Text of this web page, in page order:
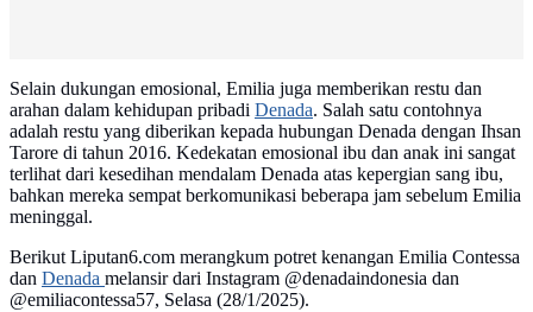
Selain dukungan emosional, Emilia juga memberikan restu dan
arahan dalam kehidupan pribadi Denada. Salah satu contohnya
adalah restu yang diberikan kepada hubungan Denada dengan Ihsan
Tarore di tahun 2016. Kedekatan emosional ibu dan anak ini sangat
terlihat dari kesedihan mendalam Denada atas kepergian sang ibu,
bahkan mereka sempat berkomunikasi beberapa jam sebelum Emilia
meninggal.
Berikut Liputan6.com merangkum potret kenangan Emilia Contessa
dan Denada melansir dari Instagram @denadaindonesia dan
@emiliacontessa57, Selasa (28/1/2025).